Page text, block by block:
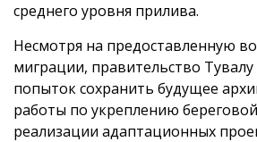
среднего уровня прилива.
Несмотря на предоставленную
миграции, правительство Тувалу
попыток сохранить будущее
работы по укреплению
реализации адаптационных